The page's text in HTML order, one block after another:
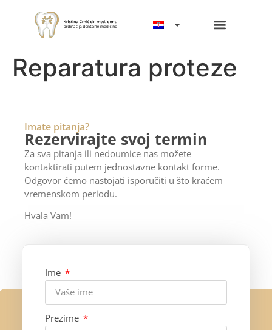
Reparatura proteze
Imate pitanja?
Rezervirajte svoj termin
Za sva pitanja ili nedoumice nas možete
kontaktirati putem jednostavne kontakt forme.
Odgovor ćemo nastojati isporučiti u što kraćem
vremenskom periodu.
Hvala Vam!
Ime
Prezime